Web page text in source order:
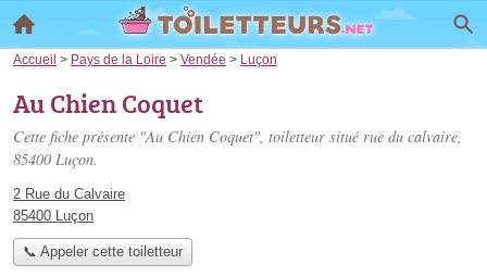
Accueil > Pays de la Loire > Vendée > Luçon
Au Chien Coquet
Cette fiche présente "Au Chien Coquet", toiletteur situé rue du calvaire,
85400 Luçon.
2 Rue du Calvaire
85400 Luçon
📞 Appeler cette toiletteur